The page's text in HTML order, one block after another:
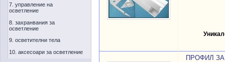
7. управление на
осветление
8. захранвания за
осветление
9. осветителни тела
10. аксесоари за осветление
ПРОФИЛ ЗА